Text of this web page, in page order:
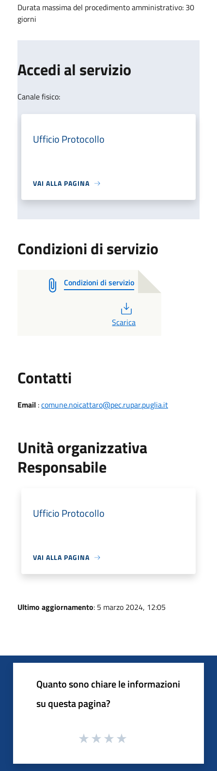
Durata massima del procedimento amministrativo: 30
giorni
Accedi al servizio
Canale fisico:
Ufficio Protocollo
VAI ALLA PAGINA
Condizioni di servizio
Condizioni di servizio
Scarica
Contatti
Email :comune.noicattaro@pec.rupar.puglia.it
Unità organizzativa
Responsabile
Ufficio Protocollo
VAI ALLA PAGINA
Ultimo aggiornamento: 5 marzo 2024, 12:05
Quanto sono chiare le informazioni
su questa pagina?